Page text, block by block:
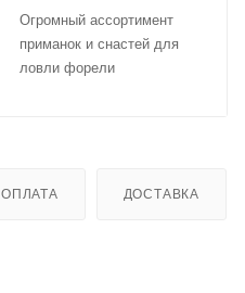
Огромный ассортимент
приманок и снастей для
ловли форели
ОПЛАТА ДОСТАВКА